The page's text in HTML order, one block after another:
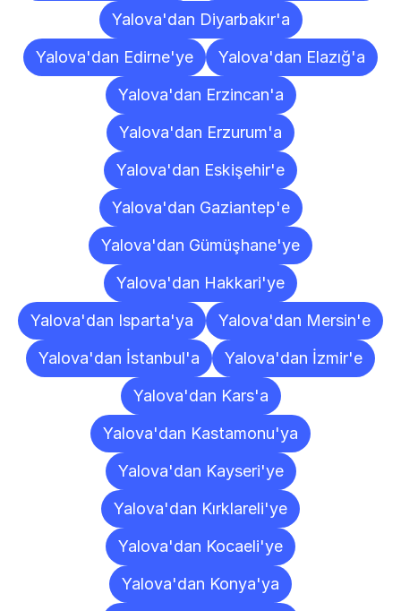
Yalova'dan Diyarbakır'a
Yalova'dan Edirne'ye
Yalova'dan Elazığ'a
Yalova'dan Erzincan'a
Yalova'dan Erzurum'a
Yalova'dan Eskişehir'e
Yalova'dan Gaziantep'e
Yalova'dan Gümüşhane'ye
Yalova'dan Hakkari'ye
Yalova'dan Isparta'ya
Yalova'dan Mersin'e
Yalova'dan İstanbul'a
Yalova'dan İzmir'e
Yalova'dan Kars'a
Yalova'dan Kastamonu'ya
Yalova'dan Kayseri'ye
Yalova'dan Kırklareli'ye
Yalova'dan Kocaeli'ye
Yalova'dan Konya'ya